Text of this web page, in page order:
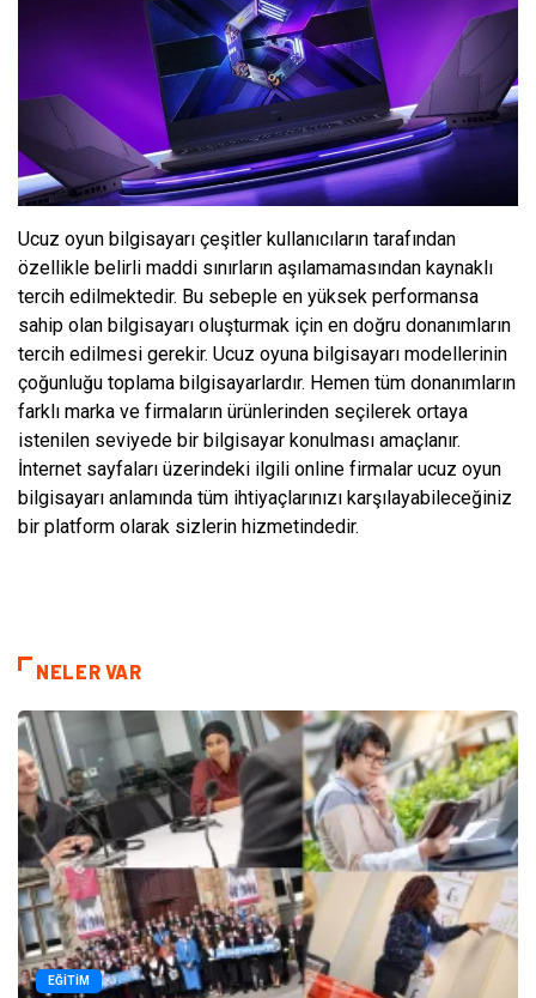
Ucuz oyun bilgisayarı çeşitler kullanıcıların tarafından
özellikle belirli maddi sınırların aşılamamasından kaynaklı
tercih edilmektedir. Bu sebeple en yüksek performansa
sahip olan bilgisayarı oluşturmak için en doğru donanımların
tercih edilmesi gerekir. Ucuz oyuna bilgisayarı modellerinin
çoğunluğu toplama bilgisayarlardır. Hemen tüm donanımların
farklı marka ve firmaların ürünlerinden seçilerek ortaya
istenilen seviyede bir bilgisayar konulması amaçlanır.
İnternet sayfaları üzerindeki ilgili online firmalar ucuz oyun
bilgisayarı anlamında tüm ihtiyaçlarınızı karşılayabileceğiniz
bir platform olarak sizlerin hizmetindedir.
NELER VAR
EĞITIM